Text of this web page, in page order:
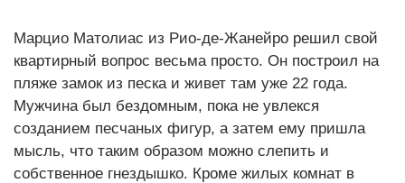
Марцио Матолиас из Рио-де-Жанейро решил свой
квартирный вопрос весьма просто. Он построил на
пляже замок из песка и живет там уже 22 года.
Мужчина был бездомным, пока не увлекся
созданием песчаных фигур, а затем ему пришла
мысль, что таким образом можно слепить и
собственное гнездышко. Кроме жилых комнат в